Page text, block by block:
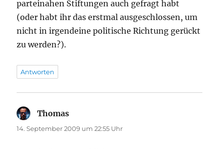
parteinahen Stiftungen auch gefragt habt
(oder habt ihr das erstmal ausgeschlossen, um
nicht in irgendeine politische Richtung gerückt
zu werden?).
Antworten
Thomas
14. September 2009 um 22:55 Uhr